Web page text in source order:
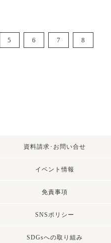
5 6 7 8
資料請求･お問い合せ
イベント情報
免責事項
SNSポリシー
SDGsへの取り組み